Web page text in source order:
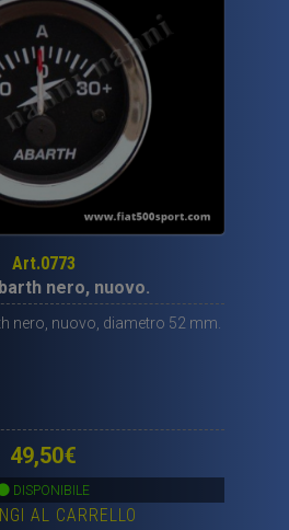
Art.0773
nero, nuovo.
nero, nuovo, diametro 52 mm.
49,50€
DISPONIBILE
AL CARRELLO